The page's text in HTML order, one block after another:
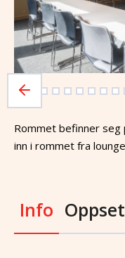
Rommet befinner seg
inn i rommet fra
Info